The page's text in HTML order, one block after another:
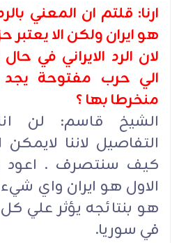
ارنا: قلتم ان المعني
هو ايران ولكن الا يعتبر
لان الرد الايراني في
الي حرب مفتوحة
منخرطا بها ؟
الشيخ قاسم: لن
التفاصيل لاننا
كيف سنتصرف . اعود
الاول هو ايران واي
هو بنتائجه يؤثر علي
في سوريا.